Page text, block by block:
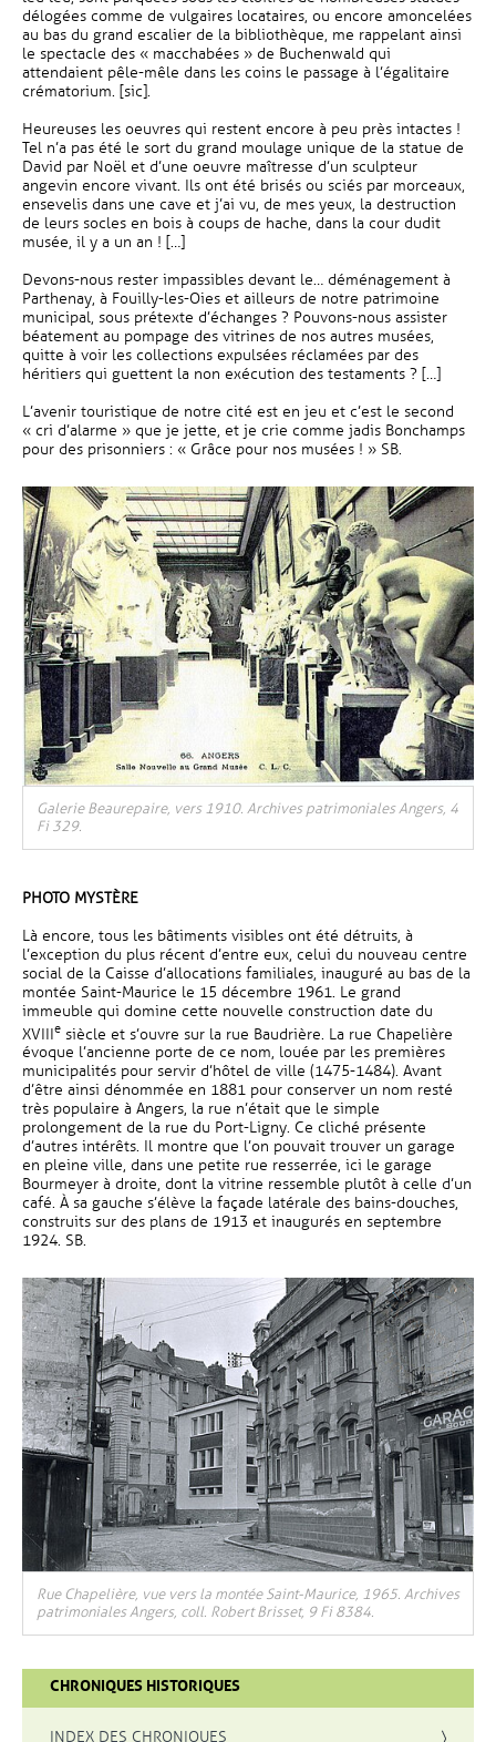
délogées comme de vulgaires locataires, ou encore amoncelées
au bas du grand escalier de la bibliothèque, me rappelant ainsi
le spectacle des « macchabées » de Buchenwald qui
attendaient pêle-mêle dans les coins le passage à l’égalitaire
crématorium. [sic].
Heureuses les oeuvres qui restent encore à peu près intactes !
Tel n’a pas été le sort du grand moulage unique de la statue de
David par Noël et d’une oeuvre maîtresse d’un sculpteur
angevin encore vivant. Ils ont été brisés ou sciés par morceaux,
ensevelis dans une cave et j’ai vu, de mes yeux, la destruction
de leurs socles en bois à coups de hache, dans la cour dudit
musée, il y a un an ! […]
Devons-nous rester impassibles devant le… déménagement à
Parthenay, à Fouilly-les-Oies et ailleurs de notre patrimoine
municipal, sous prétexte d’échanges ? Pouvons-nous assister
béatement au pompage des vitrines de nos autres musées,
quitte à voir les collections expulsées réclamées par des
héritiers qui guettent la non exécution des testaments ? […]
L’avenir touristique de notre cité est en jeu et c’est le second
« cri d’alarme » que je jette, et je crie comme jadis Bonchamps
pour des prisonniers : « Grâce pour nos musées ! » SB.
Galerie Beaurepaire, vers 1910. Archives patrimoniales Angers, 4
Fi 329.
PHOTO MYSTÈRE
Là encore, tous les bâtiments visibles ont été détruits, à
l’exception du plus récent d’entre eux, celui du nouveau centre
social de la Caisse d’allocations familiales, inauguré au bas de la
montée Saint-Maurice le 15 décembre 1961. Le grand
immeuble qui domine cette nouvelle construction date du
XVIIIe siècle et s’ouvre sur la rue Baudrière. La rue Chapelière
évoque l’ancienne porte de ce nom, louée par les premières
municipalités pour servir d’hôtel de ville (1475-1484). Avant
d’être ainsi dénommée en 1881 pour conserver un nom resté
très populaire à Angers, la rue n’était que le simple
prolongement de la rue du Port-Ligny. Ce cliché présente
d’autres intérêts. Il montre que l’on pouvait trouver un garage
en pleine ville, dans une petite rue resserrée, ici le garage
Bourmeyer à droite, dont la vitrine ressemble plutôt à celle d’un
café. À sa gauche s’élève la façade latérale des bains-douches,
construits sur des plans de 1913 et inaugurés en septembre
1924. SB.
Rue Chapelière, vue vers la montée Saint-Maurice, 1965. Archives
patrimoniales Angers, coll. Robert Brisset, 9 Fi 8384.
CHRONIQUES HISTORIQUES
INDEX DES CHRONIQUES